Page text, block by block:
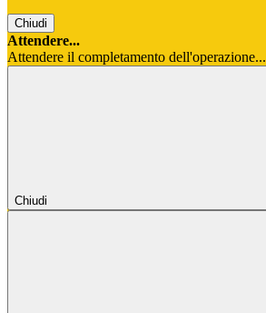
Chiudi
Attendere...
Attendere il completamento dell'operazione...
Chiudi